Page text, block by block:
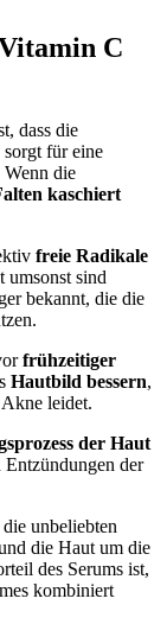
C
dass die
für eine
die
kaschiert
freie Radikale
umsonst sind
bekannt, die die
frühzeitiger
Hautbild bessern,
leidet.
der Haut
der
unbeliebten
die Haut um die
des Serums ist,
kombiniert